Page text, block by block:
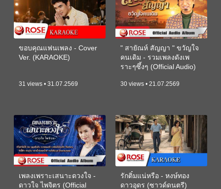
ขอบคุณแฟนเพลง - Cover
Ver. (KARAOKE)
31 views • 31.07.2569
" สายัณห์ สัญญา " ขวัญใจ
คนเดิม - รวมเพลงดังเพ
ราะๆซึ้งๆ (Official Audio)
30 views • 21.07.2569
เพลงเพราะเสนาะดวงใจ -
ดาวใจ ไพจิตร (Official
รักติ๋มแน่หรือ - หงษ์ทอง
ดาวอุดร (ซาวด์ดนตรี)